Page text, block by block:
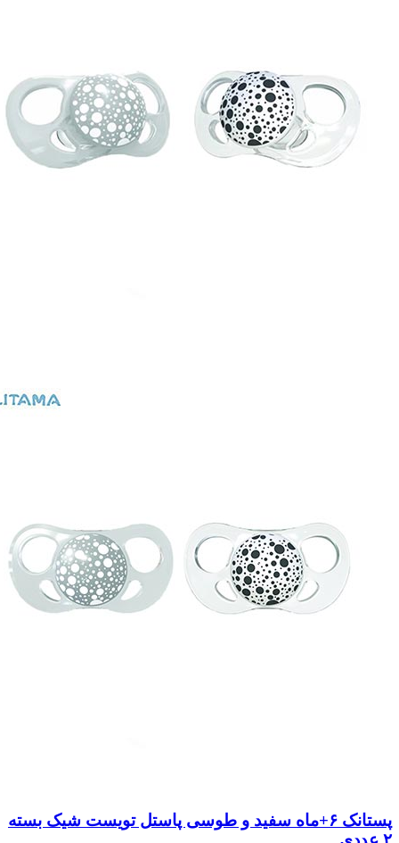
پستانک ۶+ماه سفید و طوسی پاستل تویست شیک بسته